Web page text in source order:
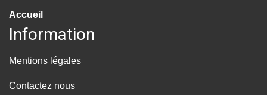
Accueil
Information
Mentions légales
Contactez nous